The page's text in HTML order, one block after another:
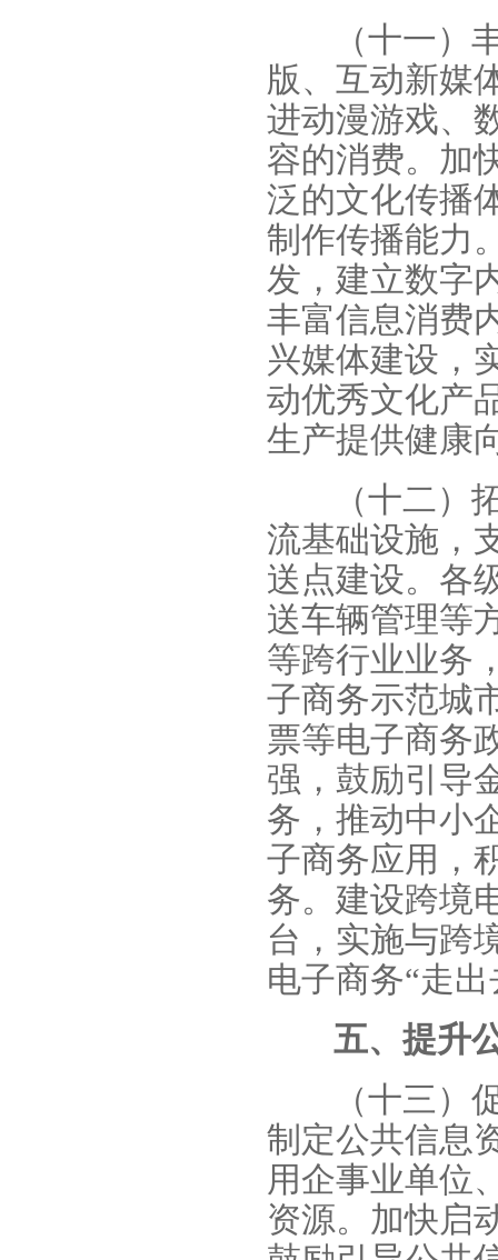
（十一）
版、互动新媒
进动漫游戏、
容的消费。加
泛的文化传播
制作传播能力
发，建立数字
丰富信息消费
兴媒体建设，
动优秀文化产
生产提供健康
（十二）
流基础设施，
送点建设。各
送车辆管理等
等跨行业业务
子商务示范城
票等电子商务
强，鼓励引导
务，推动中小
子商务应用，
务。建设跨境
台，实施与跨
电子商务“走出
五、提升
（十三）
制定公共信息
用企事业单位
资源。加快启